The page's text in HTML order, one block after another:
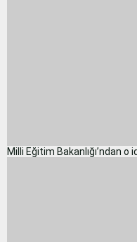
Milli Eğitim Bakanlığı’ndan o